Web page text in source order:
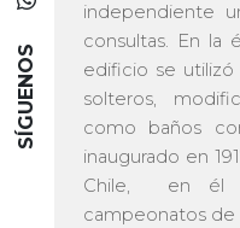
SÍGUENOS
independiente
consultas. En la
edificio se
solteros,
como baños
inaugurado en
Chile, en él
campeonatos